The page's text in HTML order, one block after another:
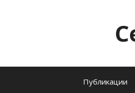
Публикации